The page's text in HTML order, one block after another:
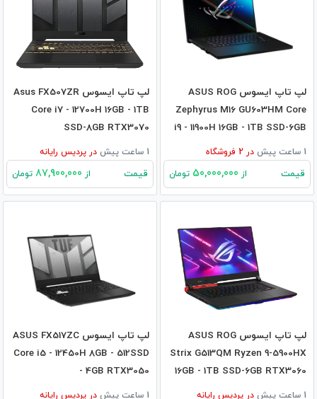
لپ تاپ ایسوس ASUS ROG
Zephyrus M16 GU603HM Core
i9 - 11900H 16GB - 1TB SSD-6GB
RTX30601 ساعت پیش در فروشگاه
قیمت از تومان
لپ تاپ ایسوس Asus FX507ZR
Core i7 - 12700H 16GB - 1TB
SSD-8GB RTX3070
1 ساعت پیش در پردیس رایانه
قیمت از تومان
لپ تاپ ایسوس ASUS ROG
Strix G513QM Ryzen 9-5900HX
16GB - 1TB SSD-6GB RTX3060
1 ساعت پیش در پردیس رایانه
لپ تاپ ایسوس ASUS FX517ZC
Core i5 - 12450H 8GB - 512SSD
- 4GB RTX3050
1 ساعت پیش در پردیس رایانه